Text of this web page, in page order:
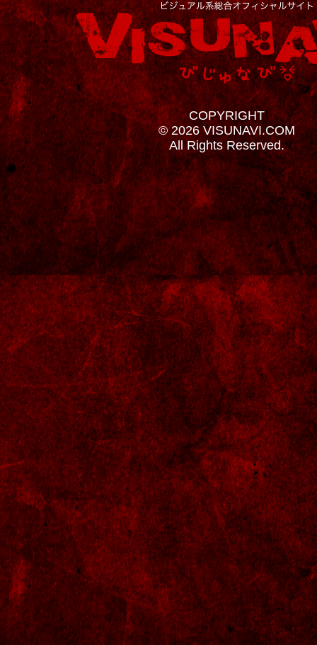
COPYRIGHT
© 2026 VISUNAVI.COM
All Rights Reserved.